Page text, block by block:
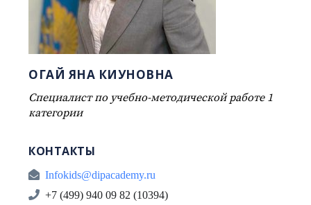
ОГАЙ ЯНА КИУНОВНА
Специалист по учебно-методической работе 1
категории
КОНТАКТЫ
Infokids@dipacademy.ru
+7 (499) 940 09 82 (10394)